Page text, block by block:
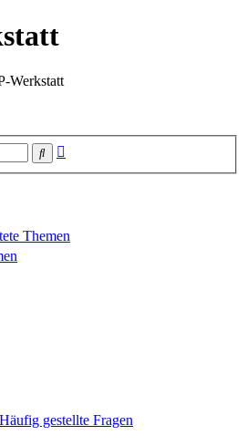
Werkstatt
Suche
Themen
Häufig gestellte Fragen